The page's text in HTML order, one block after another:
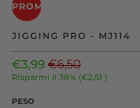
PROMO
JIGGING PRO - MJ114
€3,99 €6,50
Risparmi il 38% (€2,51 )
PESO